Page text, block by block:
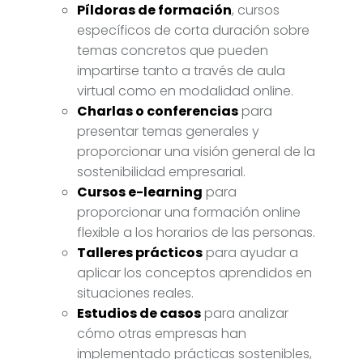
Píldoras de formación, cursos
específicos de corta duración sobre
temas concretos que pueden
impartirse tanto a través de aula
virtual como en modalidad online.
Charlas o conferenciaspara
presentar temas generales y
proporcionar una visión general de la
sostenibilidad empresarial.
Cursos e-learning para
proporcionar una formación online
flexible a los horarios de las personas.
Talleres prácticospara ayudar a
aplicar los conceptos aprendidos en
situaciones reales.
Estudios de casospara analizar
cómo otras empresas han
implementado prácticas sostenibles,